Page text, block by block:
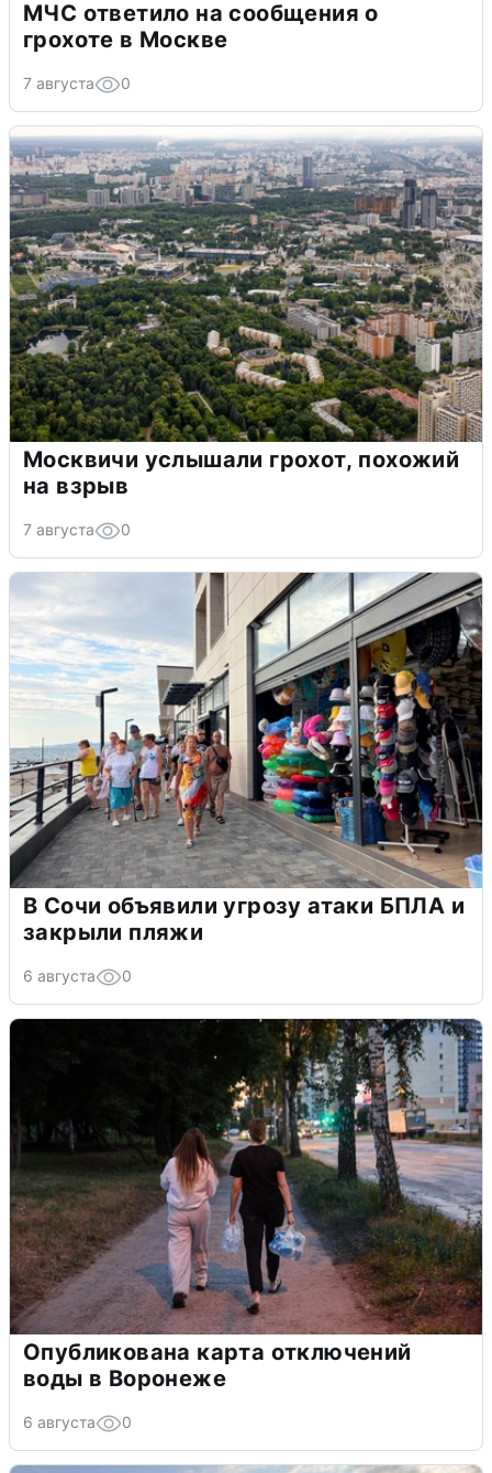
МЧС ответило на сообщения о
грохоте в Москве
7 августа 0
Москвичи услышали грохот, похожий
на взрыв
7 августа 0
В Сочи объявили угрозу атаки БПЛА и
закрыли пляжи
6 августа 0
Опубликована карта отключений
воды в Воронеже
6 августа 0